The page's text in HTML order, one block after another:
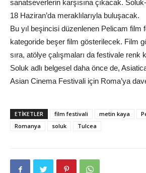
sanatseverlerin karşısına çıkacak.
18 Haziran’da meraklılarıyla buluşacak.
Bu yıl beşincisi düzenlenen Pelicam film
kategoride beşer film gösterilecek. Film
sıra, atölye çalışmaları da festivale renk
Soluk adlı belgesel daha önce de,
Asian Cinema Festivali için Roma’ya
ETIKETLER film festivali metin kaya
Romanya
soluk Tulcea